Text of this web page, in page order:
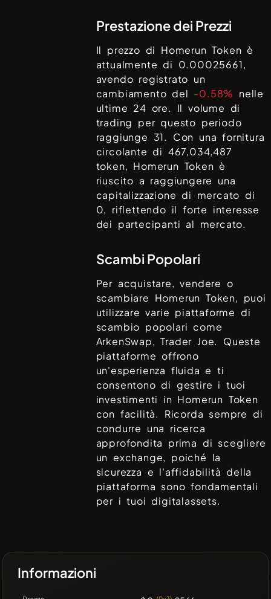
Prestazione dei Prezzi
Il prezzo di Homerun Token è
attualmente di 0.00025661,
avendo registrato un
cambiamento del -0.58% nelle
ultime 24 ore. Il volume di
trading per questo periodo
raggiunge 31. Con una fornitura
circolante di 467,034,487
token, Homerun Token è
riuscito a raggiungere una
capitalizzazione di mercato di
0, riflettendo il forte interesse
dei partecipanti al mercato.
Scambi Popolari
Per acquistare, vendere o
scambiare Homerun Token, puoi
utilizzare varie piattaforme di
scambio popolari come
ArkenSwap, Trader Joe. Queste
piattaforme offrono
un'esperienza fluida e ti
consentono di gestire i tuoi
investimenti in Homerun Token
con facilità. Ricorda sempre di
condurre una ricerca
approfondita prima di scegliere
un exchange, poiché la
sicurezza e l'affidabilità della
piattaforma sono fondamentali
per i tuoi digitalassets.
Informazioni